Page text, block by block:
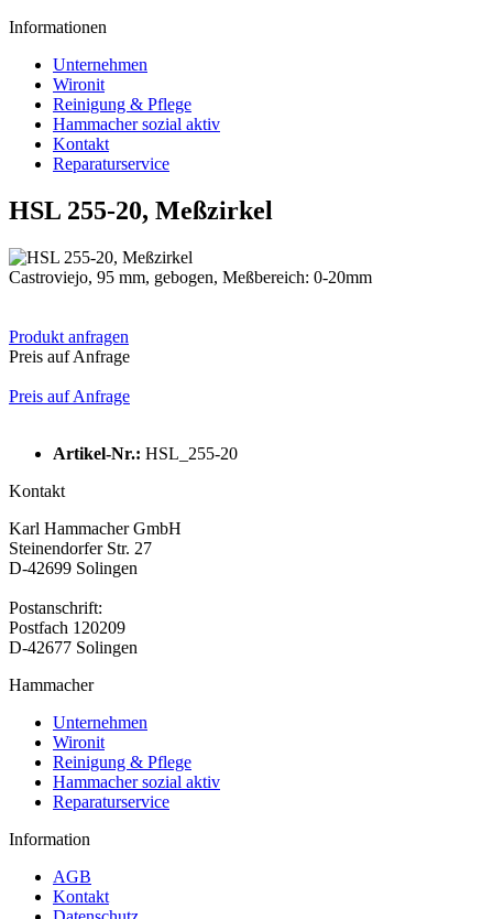
Informationen
Unternehmen
Wironit
Reinigung & Pflege
Hammacher sozial aktiv
Kontakt
Reparaturservice
HSL 255-20, Meßzirkel
Castroviejo, 95 mm, gebogen, Meßbereich: 0-20mm
Produkt anfragen
Preis auf Anfrage
Preis auf Anfrage
Artikel-Nr.: HSL_255-20
Kontakt
Karl Hammacher GmbH
Steinendorfer Str. 27
D-42699 Solingen
Postanschrift:
Postfach 120209
D-42677 Solingen
Hammacher
Unternehmen
Wironit
Reinigung & Pflege
Hammacher sozial aktiv
Reparaturservice
Information
AGB
Kontakt